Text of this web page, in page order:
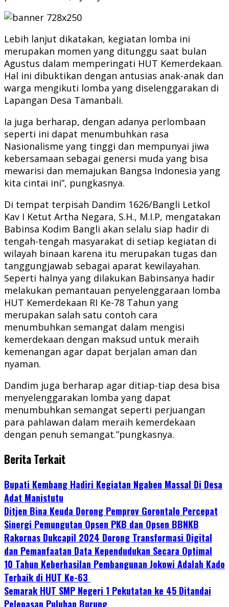
Lebih lanjut dikatakan, kegiatan lomba ini
merupakan momen yang ditunggu saat bulan
Agustus dalam memperingati HUT Kemerdekaan.
Hal ini dibuktikan dengan antusias anak-anak dan
warga mengikuti lomba yang diselenggarakan di
Lapangan Desa Tamanbali.
Ia juga berharap, dengan adanya perlombaan
seperti ini dapat menumbuhkan rasa
Nasionalisme yang tinggi dan mempunyai jiwa
kebersamaan sebagai genersi muda yang bisa
mewarisi dan memajukan Bangsa Indonesia yang
kita cintai ini”, pungkasnya.
Di tempat terpisah Dandim 1626/Bangli Letkol
Kav I Ketut Artha Negara, S.H., M.I.P, mengatakan
Babinsa Kodim Bangli akan selalu siap hadir di
tengah-tengah masyarakat di setiap kegiatan di
wilayah binaan karena itu merupakan tugas dan
tanggungjawab sebagai aparat kewilayahan.
Seperti halnya yang dilakukan Babinsanya hadir
melakukan pemantauan penyelenggaraan lomba
HUT Kemerdekaan RI Ke-78 Tahun yang
merupakan salah satu contoh cara
menumbuhkan semangat dalam mengisi
kemerdekaan dengan maksud untuk meraih
kemenangan agar dapat berjalan aman dan
nyaman.
Dandim juga berharap agar ditiap-tiap desa bisa
menyelenggarakan lomba yang dapat
menumbuhkan semangat seperti perjuangan
para pahlawan dalam meraih kemerdekaan
dengan penuh semangat.”pungkasnya.
Berita Terkait
Bupati Kembang Hadiri Kegiatan Ngaben Massal Di Desa
Adat Manistutu
Ditjen Bina Keuda Dorong Pemprov Gorontalo Percepat
Sinergi Pemungutan Opsen PKB dan Opsen BBNKB
Rakornas Dukcapil 2024 Dorong Transformasi Digital
dan Pemanfaatan Data Kependudukan Secara Optimal
10 Tahun Keberhasilan Pembangunan Jokowi Adalah Kado
Terbaik di HUT Ke-63
Semarak HUT SMP Negeri 1 Pekutatan ke 45 Ditandai
Pelepasan Puluhan Burung